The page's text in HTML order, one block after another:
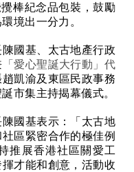
棒紀念品包裝，鼓勵
境出一分力。
國基、太古地產行政
「愛心聖誕大行動」代
凱渝及東區民政事務
市集主持揭幕儀式。
國基表示：「太古地
區緊密合作的極佳例
推展香港社區關愛工
才能和創意，活動收